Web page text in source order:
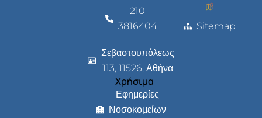
210
3816404
Σεβαστουπόλεως
113, 11526, Αθήνα
Χρήσιμα
Εφημερίες
Νοσοκομείων
Sitemap